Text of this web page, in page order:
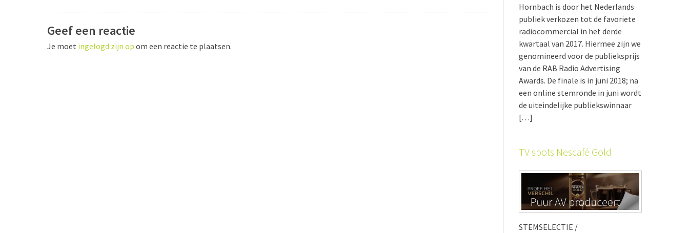
Geef een reactie
Je moet ingelogd zijn op om een reactie te plaatsen.
Hornbach is door het Nederlands
publiek verkozen tot de favoriete
radiocommercial in het derde
kwartaal van 2017. Hiermee zijn we
genomineerd voor de publieksprijs
van de RAB Radio Advertising
Awards. De finale is in juni 2018; na
een online stemronde in juni wordt
de uiteindelijke publiekswinnaar
[…]
TV spots Nescafé Gold
STEMSELECTIE /